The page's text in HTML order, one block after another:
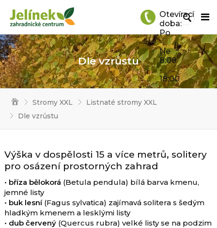
Otevírací
doba:
Po
-
Ne
8:00
-
18:00
Dle vzrůstu
Stromy XXL
Listnaté stromy XXL
Dle vzrůstu
Výška v dospělosti 15 a více metrů, solitery
pro osázení prostorných zahrad
• bříza bělokorá (Betula pendula) bílá barva kmenu,
jemné listy
• buk lesní(Fagus sylvatica) zajímavá solitera s šedým
hladkým kmenem a lesklými listy
• dub červený(Quercus rubra) velké listy se na podzim